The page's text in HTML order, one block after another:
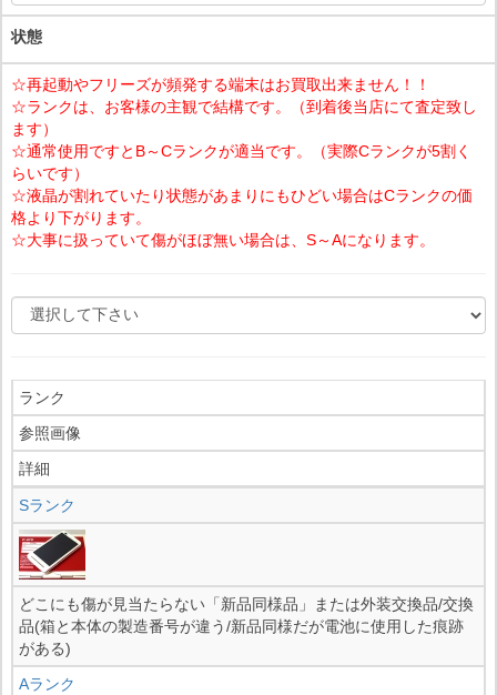
状態
☆再起動やフリーズが頻発する端末はお買取出来ません！！
☆ランクは、お客様の主観で結構です。（到着後当店にて査定致し
ます）
☆通常使用ですとB～Cランクが適当です。（実際Cランクが5割く
らいです）
☆液晶が割れていたり状態があまりにもひどい場合はCランクの価
格より下がります。
☆大事に扱っていて傷がほぼ無い場合は、S～Aになります。
ランク
参照画像
詳細
Sランク
どこにも傷が見当たらない「新品同様品」または外装交換品/交換
品(箱と本体の製造番号が違う/新品同様だが電池に使用した痕跡
がある)
Aランク